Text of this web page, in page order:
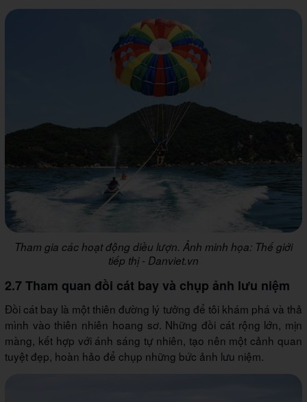
Tham gia các hoạt động diều lượn. Ảnh minh họa: Thế giới
tiếp thị - Danviet.vn
2.7 Tham quan đồi cát bay và chụp ảnh lưu niệm
Đồi cát bay là một thiên đường lý tưởng để tôi khám phá và thả
mình vào thiên nhiên hoang sơ. Những đồi cát rộng lớn, mịn
màng, kết hợp với ánh sáng tự nhiên, tạo nên một cảnh quan
tuyệt đẹp, hoàn hảo để chụp những bức ảnh lưu niệm.